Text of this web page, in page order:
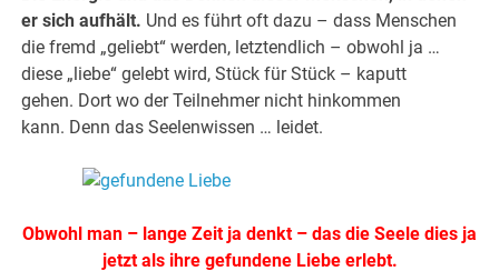
er sich aufhält. Und es führt oft dazu – dass Menschen
die fremd „geliebt“ werden, letztendlich – obwohl ja …
diese „liebe“ gelebt wird, Stück für Stück – kaputt
gehen. Dort wo der Teilnehmer nicht hinkommen
kann. Denn das Seelenwissen … leidet.
Obwohl man – lange Zeit ja denkt – das die Seele dies ja
jetzt als ihre gefundene Liebe erlebt.